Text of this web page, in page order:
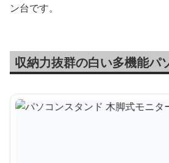
ン台です。
収納力抜群の白い多機能パ